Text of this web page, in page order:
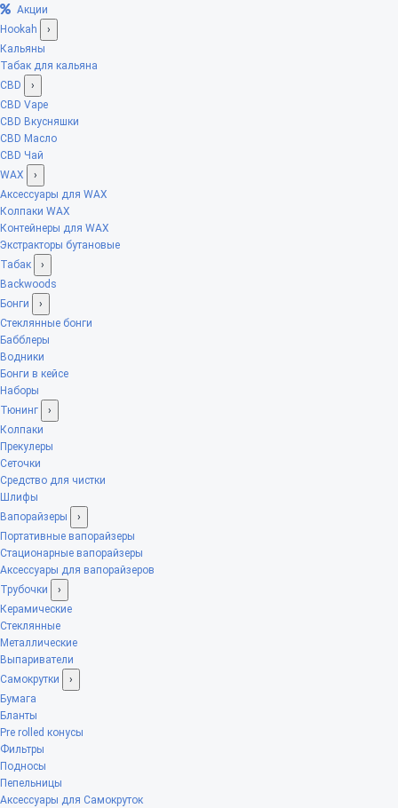
Акции
Hookah
›
Кальяны
Табак для кальяна
CBD
›
CBD Vape
CBD Вкусняшки
CBD Масло
CBD Чай
WAX
›
Аксессуары для WAX
Колпаки WAX
Контейнеры для WAX
Экстракторы бутановые
Табак
›
Backwoods
Бонги
›
Стеклянные бонги
Бабблеры
Водники
Бонги в кейсе
Наборы
Тюнинг
›
Колпаки
Прекулеры
Сеточки
Средство для чистки
Шлифы
Вапорайзеры
›
Портативные вапорайзеры
Стационарные вапорайзеры
Аксессуары для вапорайзеров
Трубочки
›
Керамические
Стеклянные
Металлические
Выпариватели
Самокрутки
›
Бумага
Бланты
Pre rolled конусы
Фильтры
Подносы
Пепельницы
Аксессуары для Самокруток